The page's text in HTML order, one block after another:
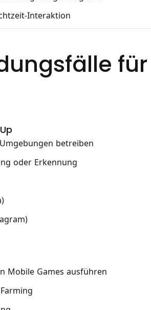
Interaktion
betreiben
oder Erkennung
Mobile Games ausführen